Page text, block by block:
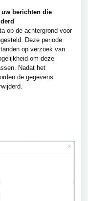
uw berichten die
op de achtergrond voor
Deze periode
op verzoek van
om deze
Nadat het
de gegevens